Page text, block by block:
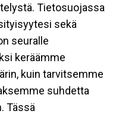
Tietosuojassa
sekä
seuralle
keräämme
kuin tarvitsemme
suhdetta
Tässä